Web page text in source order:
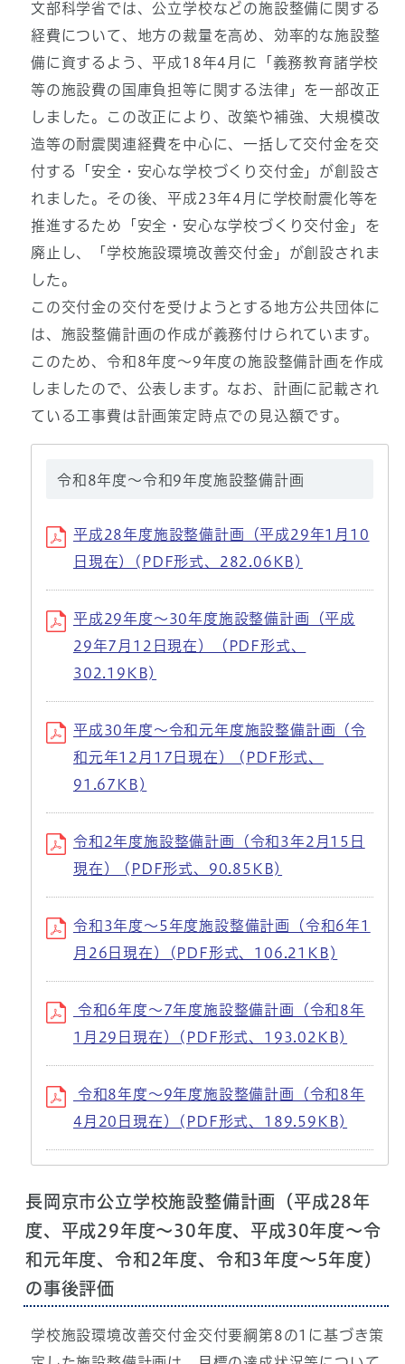
文部科学省では、公立学校などの施設整備に関する
経費について、地方の裁量を高め、効率的な施設整
備に資するよう、平成18年4月に「義務教育諸学校
等の施設費の国庫負担等に関する法律」を一部改正
しました。この改正により、改築や補強、大規模改
造等の耐震関連経費を中心に、一括して交付金を交
付する「安全・安心な学校づくり交付金」が創設さ
れました。その後、平成23年4月に学校耐震化等を
推進するため「安全・安心な学校づくり交付金」を
廃止し、「学校施設環境改善交付金」が創設されま
した。
この交付金の交付を受けようとする地方公共団体に
は、施設整備計画の作成が義務付けられています。
このため、令和8年度～9年度の施設整備計画を作成
しましたので、公表します。なお、計画に記載され
ている工事費は計画策定時点での見込額です。
令和8年度～令和9年度施設整備計画
平成28年度施設整備計画（平成29年1月10
日現在）(PDF形式、282.06KB)
平成29年度～30年度施設整備計画（平成
29年7月12日現在）（PDF形式、
302.19KB)
平成30年度～令和元年度施設整備計画（令
和元年12月17日現在） (PDF形式、
91.67KB)
令和2年度施設整備計画（令和3年2月15日
現在） (PDF形式、90.85KB)
令和3年度～5年度施設整備計画（令和6年1
月26日現在）(PDF形式、106.21KB)
令和6年度～7年度施設整備計画（令和8年
1月29日現在）(PDF形式、193.02KB)
令和8年度～9年度施設整備計画（令和8年
4月20日現在）(PDF形式、189.59KB)
長岡京市公立学校施設整備計画（平成28年
度、平成29年度～30年度、平成30年度～令
和元年度、令和2年度、令和3年度～5年度）
の事後評価
学校施設環境改善交付金交付要綱第8の1に基づき策